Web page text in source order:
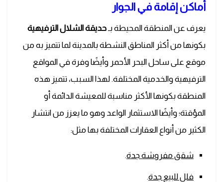
أماكن إقامة في الجوار
يعرف عن المنطقة المحيطة بـحديقة الشلال الترفيهية
بكونها من أكثر المناطق النشطة بالمدينة لما تتميز به من
موقع على ساحل البحر الأحمر وأيضًا وفرة في المواقع
الترفيهية والخدمية المختلفة. لهذا السبب، تتميز هذه
المنطقة بكونها الأكثر مناسبة للمعيشة الدائمة أو
المؤقتة؛ وأيضًا الاستثمار الواعد وهو ما يعزز من انتشار
الكثير من أنواع العقارات المختلفة بها مثل:
شقق مفروشة جدة.
فلل للبيع جدة.